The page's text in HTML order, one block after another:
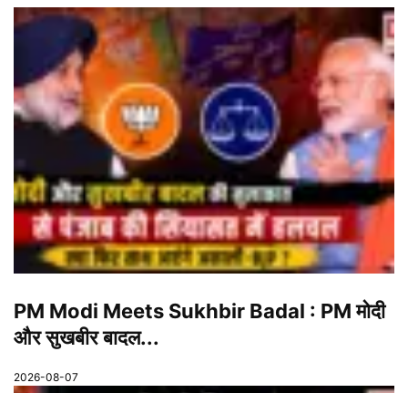
PM Modi Meets Sukhbir Badal : PM मोदी
और सुखबीर बादल...
2026-08-07